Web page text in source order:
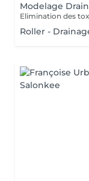
Modelage
Elimination des
Roller -